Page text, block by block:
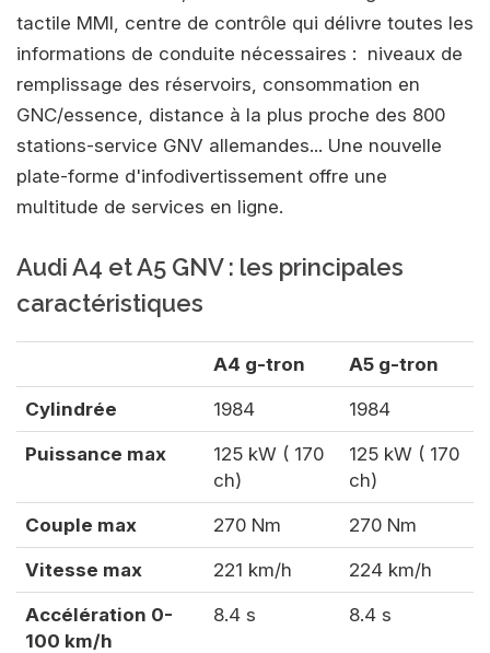
tactile MMI, centre de contrôle qui délivre toutes les
informations de conduite nécessaires : niveaux de
remplissage des réservoirs, consommation en
GNC/essence, distance à la plus proche des 800
stations-service GNV allemandes... Une nouvelle
plate-forme d'infodivertissement offre une
multitude de services en ligne.
Audi A4 et A5 GNV : les principales
caractéristiques
A4 g-tron A5 g-tron
Cylindrée 1984 1984
Puissance max
125 kW ( 170
ch)
125 kW ( 170
ch)
Couple max 270 Nm 270 Nm
Vitesse max 221 km/h 224 km/h
Accélération 0-
100 km/h
8.4 s 8.4 s